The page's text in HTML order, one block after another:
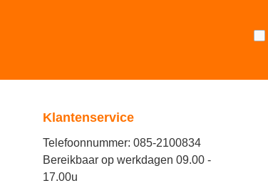
Klantenservice
Telefoonnummer: 085-2100834
Bereikbaar op werkdagen 09.00 -
17.00u